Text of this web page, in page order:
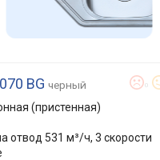
BG черный
(пристенная)
отвод 531 м³/ч, 3 скорости